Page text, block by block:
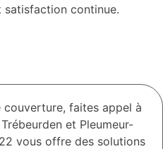
satisfaction continue.
faites appel à
et Pleumeur-
vous offre des solutions